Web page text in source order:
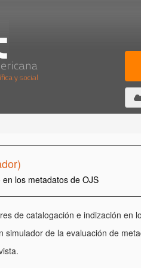
los metadatos de OJS
de catalogación e indización en
simulador de la evaluación de